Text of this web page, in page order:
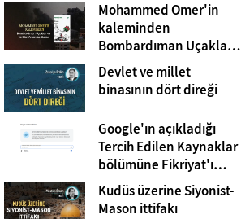
Mohammed Omer'in
kaleminden
Bombardıman Uçakları
ve Tanklar Arasında
Gazze
Devlet ve millet
binasının dört direği
Google'ın açıkladığı
Tercih Edilen Kaynaklar
bölümüne Fikriyat'ı
eklemeyi unutmayın!
Kudüs üzerine Siyonist-
Mason ittifakı